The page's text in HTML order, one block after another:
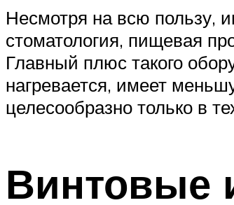
Несмотря на всю пользу,
стоматология, пищевая
Главный плюс такого
нагревается, имеет
целесообразно только в
Винтовые